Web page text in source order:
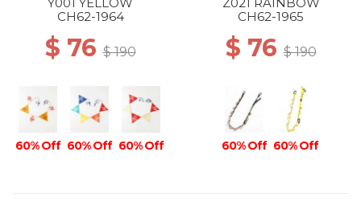
CH62-1964
$ 76$ 190
60% Off 60% Off 60% Off
CH62-1965
$ 76$ 190
60% Off 60% Off